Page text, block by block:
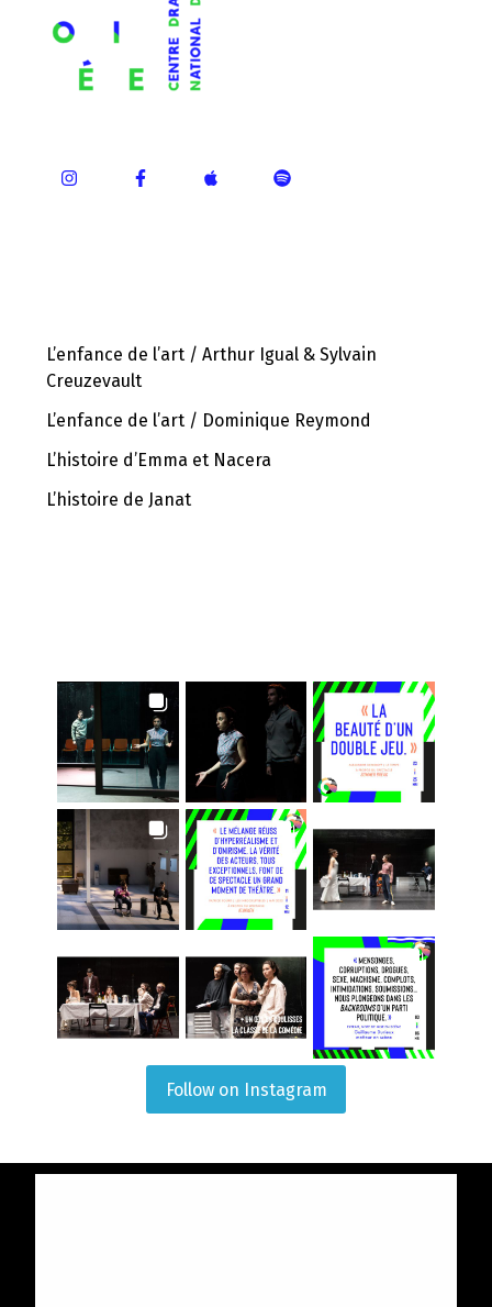
L’enfance de l’art / Arthur Igual & Sylvain
Creuzevault
L’enfance de l’art / Dominique Reymond
L’histoire d’Emma et Nacera
L’histoire de Janat
Follow on Instagram